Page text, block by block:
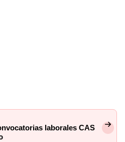
laborales CAS